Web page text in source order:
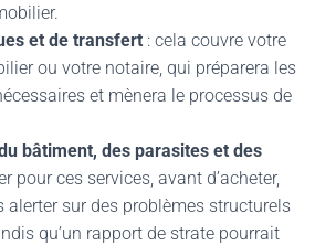
et de transfert : cela couvre votre
ou votre notaire, qui préparera les
et mènera le processus de
bâtiment, des parasites et des
pour ces services, avant d’acheter,
alerter sur des problèmes structurels
qu’un rapport de strate pourrait